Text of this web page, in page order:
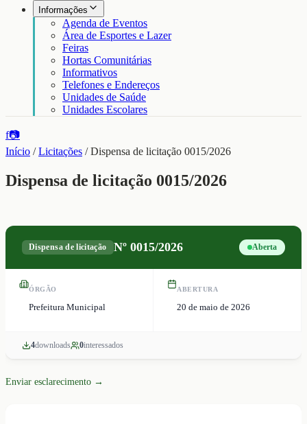
Informações
Agenda de Eventos
Área de Esportes e Lazer
Feiras
Hortas Comunitárias
Informativos
Telefones e Endereços
Unidades de Saúde
Unidades Escolares
f📷
Início /Licitações /Dispensa de licitação 0015/2026
Dispensa de licitação 0015/2026
Dispensa de licitação Nº 0015/2026 Aberta
ÓRGÃO
Prefeitura Municipal
ABERTURA
20 de maio de 2026
4downloads 0interessados
Enviar esclarecimento →